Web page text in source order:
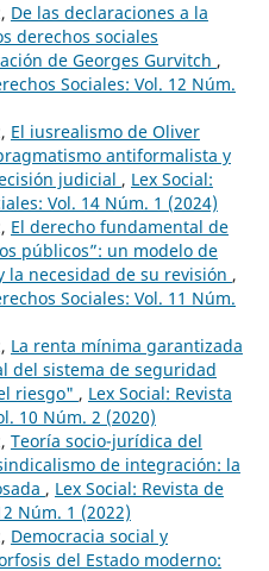
De las declaraciones a la
derechos sociales
de Georges Gurvitch ,
Sociales: Vol. 12 Núm.
El iusrealismo de Oliver
antiformalista y
judicial , Lex Social:
Vol. 14 Núm. 1 (2024)
El derecho fundamental de
públicos”: un modelo de
necesidad de su revisión ,
Sociales: Vol. 11 Núm.
La renta mínima garantizada
del sistema de seguridad
riesgo" , Lex Social: Revista
10 Núm. 2 (2020)
Teoría socio-jurídica del
de integración: la
, Lex Social: Revista de
Núm. 1 (2022)
Democracia social y
del Estado moderno: